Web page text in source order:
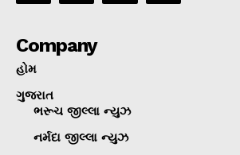
Company
હોમ
ગુજરાત
ભરૂચ જીલ્લા ન્યુઝ
નર્મદા જીલ્લા ન્યુઝ